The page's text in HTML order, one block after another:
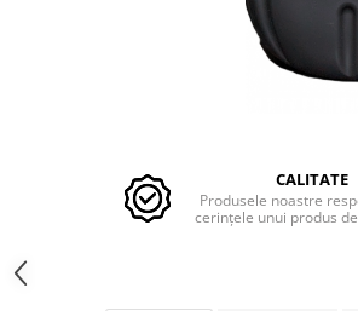
CALITATE
Produsele noastre
cerinţele unui produs